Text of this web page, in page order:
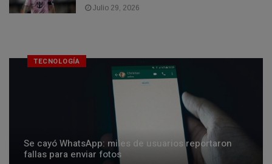
Julio 29, 2026
TECNOLOGÍA
Se cayó WhatsApp: miles de usuarios reportaron
fallas para enviar fotos